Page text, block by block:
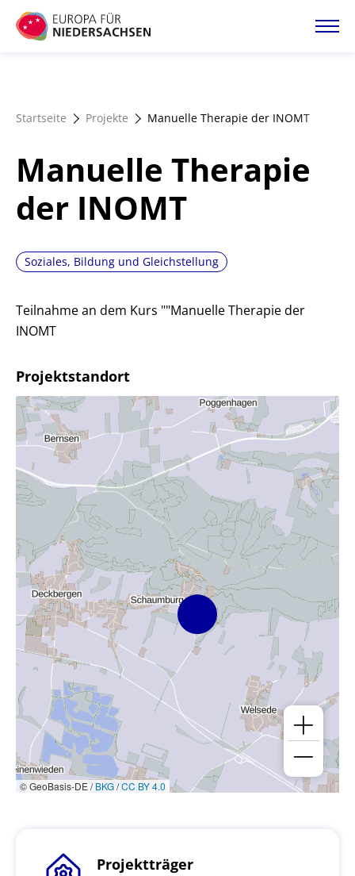
Direkt
zum
Förderangebote
Startseite Projekte Manuelle Therapie der INOMT
Manuelle Therapie
der INOMT
Soziales, Bildung und Gleichstellung
Teilnahme an dem Kurs ""Manuelle Therapie der
INOMT
Projektstandort
© GeoBasis-DE /BKG/CC BY 4.0
Projektträger